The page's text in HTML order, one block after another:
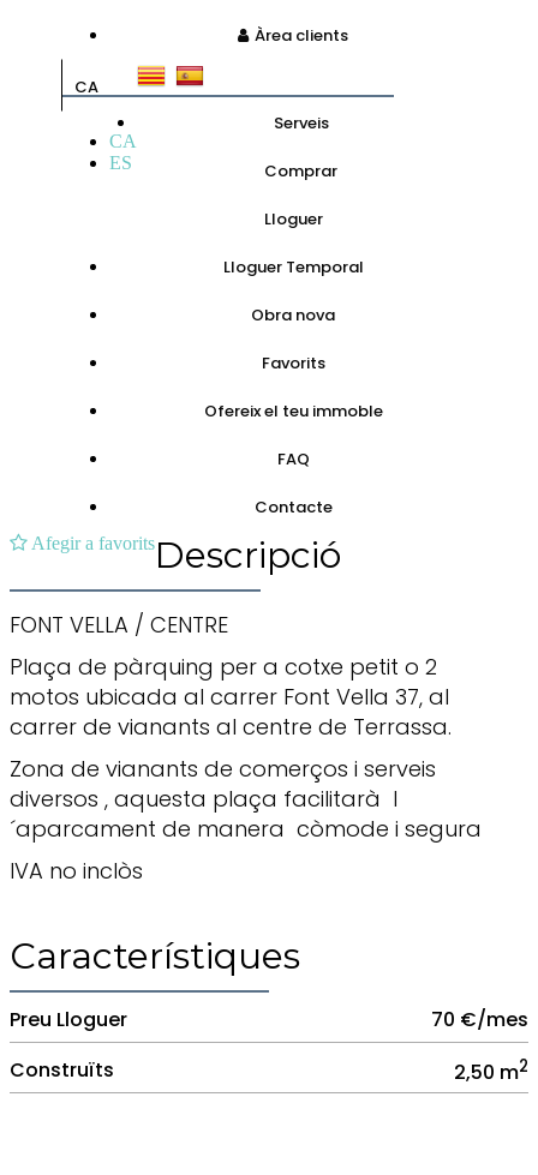
Àrea clients
CA
CA
ES
Serveis
Comprar
Lloguer
Lloguer Temporal
Obra nova
Favorits
Ofereix el teu immoble
FAQ
Contacte
Afegir a favoritsDescripció
FONT VELLA / CENTRE
Plaça de pàrquing per a cotxe petit o 2
motos ubicada al carrer Font Vella 37, al
carrer de vianants al centre de Terrassa.
Zona de vianants de comerços i serveis
diversos , aquesta plaça facilitarà l
´aparcament de manera còmode i segura
IVA no inclòs
Característiques
Preu Lloguer
70 €/mes
Construïts
2,50 m2